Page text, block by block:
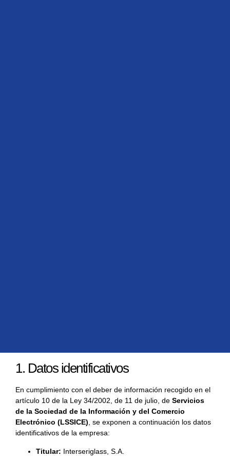
1. Datos identificativos
En cumplimiento con el deber de información recogido en el
artículo 10 de la Ley 34/2002, de 11 de julio, de Servicios
de la Sociedad de la Información y del Comercio
Electrónico (LSSICE), se exponen a continuación los datos
identificativos de la empresa:
Titular: Interseriglass, S.A.